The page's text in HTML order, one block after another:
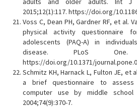
2015;12(1):117. https://doi.org/
Voss C, Dean PH, Gardner RF, et al.
physical activity questionnaire
adolescents (PAQ-A) in
disease. PLoS One.
https://doi.org/10.1371/
Schmitz KH, Harnack L, Fulton JE, et
a brief questionnaire to assess
computer use by middle school
2004;74(9):370-7.